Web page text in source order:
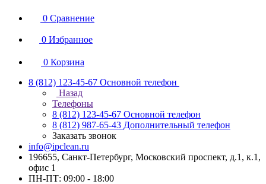
0 Сравнение
0 Избранное
0 Корзина
8 (812) 123-45-67 Основной телефон
Назад
Телефоны
8 (812) 123-45-67 Основной телефон
8 (812) 987-65-43 Дополнительный телефон
Заказать звонок
info@ipclean.ru
196655, Санкт-Петербург, Московский проспект, д.1, к.1,
офис 1
ПН-ПТ: 09:00 - 18:00